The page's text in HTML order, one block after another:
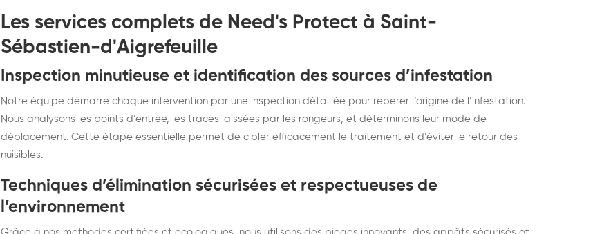
Les services complets de Need's Protect à Saint-
Sébastien-d'Aigrefeuille
Inspection minutieuse et identification des sources d’infestation
Notre équipe démarre chaque intervention par une inspection détaillée pour repérer l’origine de l’infestation.
Nous analysons les points d’entrée, les traces laissées par les rongeurs, et déterminons leur mode de
déplacement. Cette étape essentielle permet de cibler efficacement le traitement et d’éviter le retour des
nuisibles.
Techniques d’élimination sécurisées et respectueuses de
l’environnement